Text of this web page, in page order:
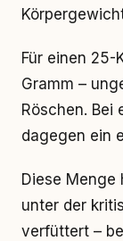
Für einen
Gramm –
Röschen. Bei
dagegen ein
Diese Menge
unter der
verfüttert –